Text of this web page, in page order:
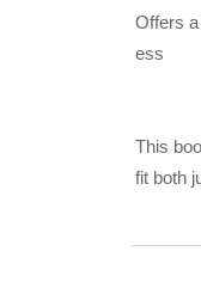
Offers
ess
This
fit both